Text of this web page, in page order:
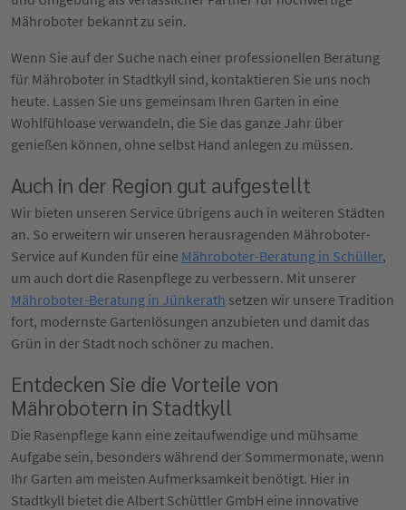
Mähroboter bekannt zu sein.
Wenn Sie auf der Suche nach einer professionellen Beratung
für Mähroboter in Stadtkyll sind, kontaktieren Sie uns noch
heute. Lassen Sie uns gemeinsam Ihren Garten in eine
Wohlfühloase verwandeln, die Sie das ganze Jahr über
genießen können, ohne selbst Hand anlegen zu müssen.
Auch in der Region gut aufgestellt
Wir bieten unseren Service übrigens auch in weiteren Städten
an. So erweitern wir unseren herausragenden Mähroboter-
Service auf Kunden für eine Mähroboter-Beratung in Schüller,
um auch dort die Rasenpflege zu verbessern. Mit unserer
Mähroboter-Beratung in Jünkerath setzen wir unsere Tradition
fort, modernste Gartenlösungen anzubieten und damit das
Grün in der Stadt noch schöner zu machen.
Entdecken Sie die Vorteile von
Mährobotern in Stadtkyll
Die Rasenpflege kann eine zeitaufwendige und mühsame
Aufgabe sein, besonders während der Sommermonate, wenn
Ihr Garten am meisten Aufmerksamkeit benötigt. Hier in
Stadtkyll bietet die Albert Schüttler GmbH eine innovative